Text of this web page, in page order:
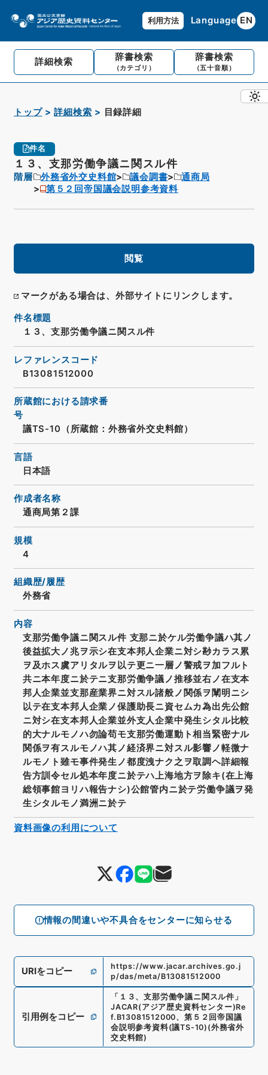
利用方法 Language EN
詳細検索 辞書検索
（カテゴリ）
辞書検索
（五十音順）
トップ 詳細検索 目録詳細
件名
１３、支那労働争議ニ関スル件
階層 外務省外交史料館 議会調書
通商局
第５２回帝国議会説明参考資料
閲覧
マークがある場合は、外部サイトにリンクします。
情報の間違いや不具合をセンターに知らせる
件名標題
１３、支那労働争議ニ関スル件
レファレンスコード
B13081512000
所蔵館における請求番
号
議TS-10（所蔵館：外務省外交史料館）
言語
日本語
作成者名称
通商局第２課
規模
4
組織歴/履歴
外務省
内容
支那労働争議ニ関スル件 支那ニ於ケル労働争議ハ其ノ
後益拡大ノ兆ヲ示シ在支本邦人企業ニ対シ尠カラス累
ヲ及ホス虞アリタルヲ以テ更ニ一層ノ警戒ヲ加フルト
共ニ本年度ニ於テニ支那労働争議ノ推移並右ノ在支本
邦人企業並支那産業界ニ対スル諸般ノ関係ヲ闡明ニシ
以テ在支本邦人企業ノ保護助長ニ資セムカ為出先公館
ニ対シ在支本邦人企業並外支人企業中発生シタル比較
的大ナルモノハ勿論苟モ支那労働運動ト相当緊密ナル
関係ヲ有スルモノハ其ノ経済界ニ対スル影響ノ軽微ナ
ルモノト雖モ事件発生ノ都度洩ナク之ヲ取調ヘ詳細報
告方訓令セル処本年度ニ於テハ上海地方ヲ除キ(在上海
総領事館ヨリハ報告ナシ)公館管内ニ於テ労働争議ヲ発
生シタルモノ満洲ニ於テ
URIをコピー
https://www.jacar.archives.go.j
p/das/meta/B13081512000
引用例をコピー
「 １３、支那労働争議ニ関スル件 」
JACAR(アジア歴史資料センター)Re
f. B13081512000、 第５２回帝国議
会説明参考資料(議TS-10) (外務省外
交史料館)
資料画像の利用について